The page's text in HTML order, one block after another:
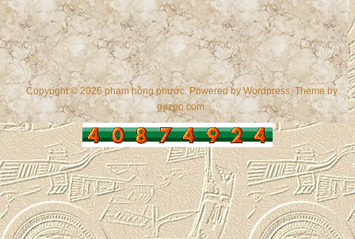
Copyright © 2026 phạm hồng phước. Powered byWordpress, Theme by
gazpo.com.